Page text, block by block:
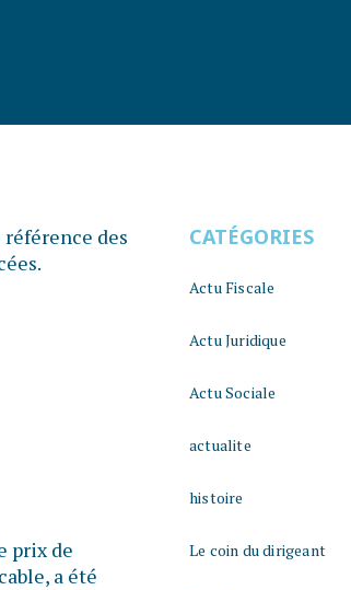
des
prix de
a été
CATÉGORIES
Actu Fiscale
Actu Juridique
Actu Sociale
actualite
histoire
Le coin du dirigeant